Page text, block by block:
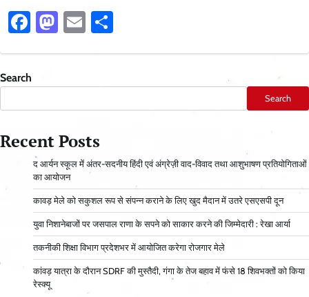
Facebook
Mastodon
Email
Search
Search
Recent Posts
द आर्यन स्कूल में अंतर-सदनीय हिंदी एवं अंग्रेज़ी वाद-विवाद तथा आशुभाषण प्रतियोगिताओं
का आयोजन
कावड़ मेले को सकुशल रूप से संपन्न कराने के लिए खुद मैदान में उतरे एसएसपी दून
युवा निशानेबाजों पर जसपाल राणा के सपने को साकार करने की जिम्मेदारी : रेखा आर्या
तकनीकी शिक्षा विभाग प्रदेशभर में आयोजित करेगा रोजगार मेले
कांवड़ यात्रा के दौरान SDRF की मुस्तैदी, गंगा के तेज बहाव में फंसे 18 शिवभक्तों को किया
रेस्क्यू